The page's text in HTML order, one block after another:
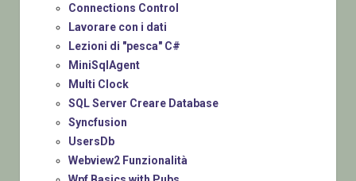
Connections Control
Lavorare con i dati
Lezioni di "pesca" C#
MiniSqlAgent
Multi Clock
SQL Server Creare Database
Syncfusion
UsersDb
Webview2 Funzionalità